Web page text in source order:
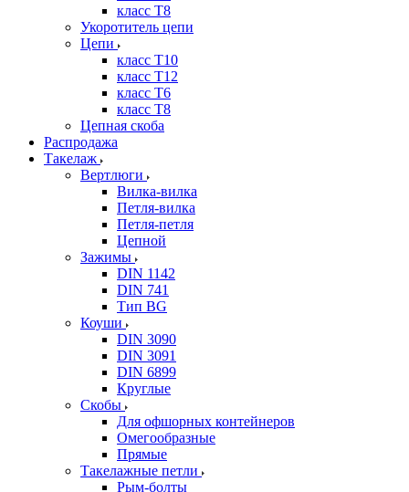
класс Т8
Укоротитель цепи
Цепи
класс Т10
класс Т12
класс Т6
класс Т8
Цепная скоба
Распродажа
Такелаж
Вертлюги
Вилка-вилка
Петля-вилка
Петля-петля
Цепной
Зажимы
DIN 1142
DIN 741
Тип BG
Коуши
DIN 3090
DIN 3091
DIN 6899
Круглые
Скобы
Для офшорных контейнеров
Омегообразные
Прямые
Такелажные петли
Рым-болты